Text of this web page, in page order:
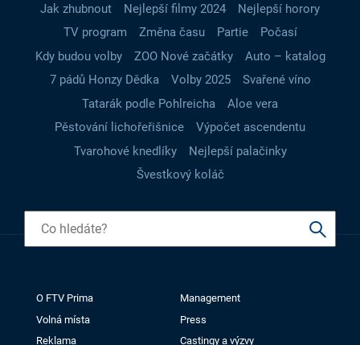
Jak zhubnout Nejlepší filmy 2024
Nejlepší horory
TV program
Změna času Partie
Počasí
Kdy budou volby
ZOO Nové začátky
Auto – katalog
7 pádů Honzy Dědka
Volby 2025
Svařené víno
Tatarák podle Pohlreicha
Aloe vera
Pěstování lichořeřišnice
Výpočet ascendentu
Tvarohové knedlíky
Nejlepší palačinky
Švestkový koláč
O FTV Prima
Management
Volná místa
Press
Reklama
Castingy a výzvy